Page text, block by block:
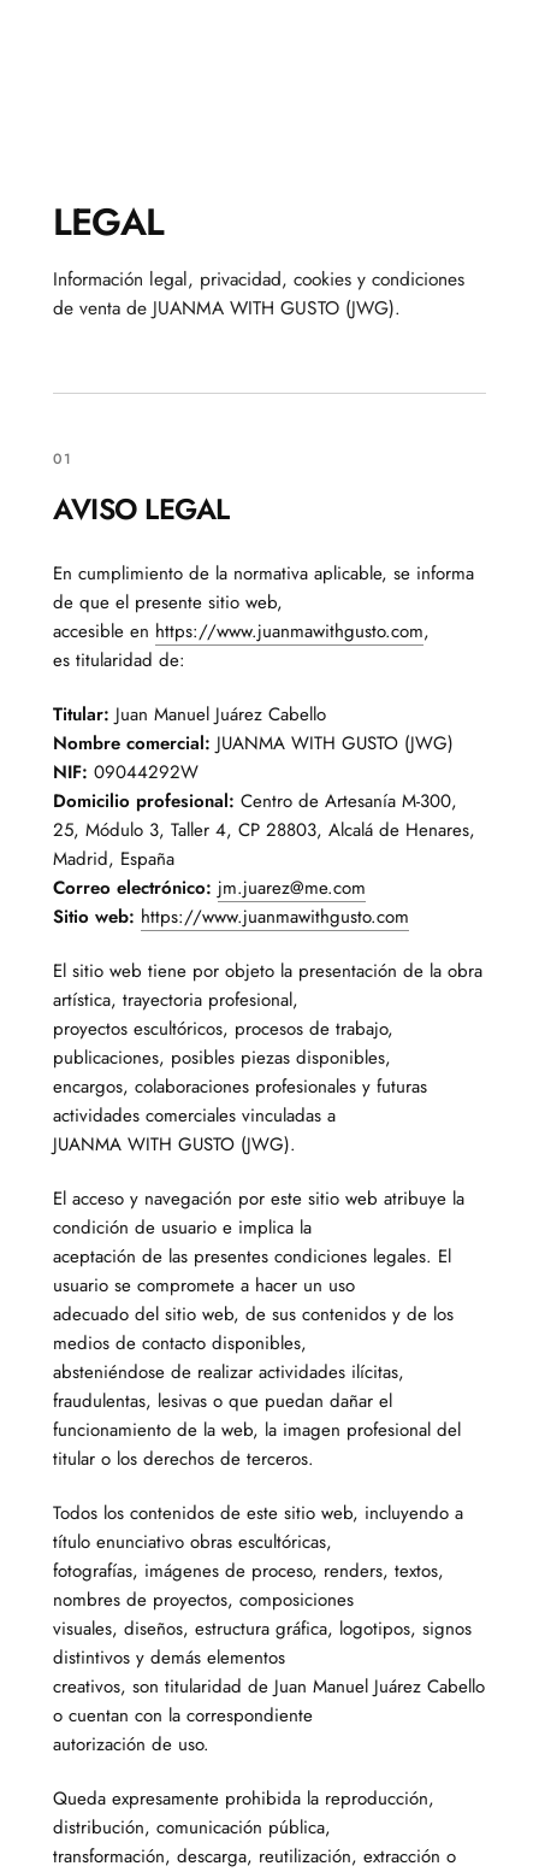
LEGAL
Información legal, privacidad, cookies y condiciones
de venta de JUANMA WITH GUSTO (JWG).
01
AVISO LEGAL
En cumplimiento de la normativa aplicable, se informa
de que el presente sitio web,
accesible en https://www.juanmawithgusto.com,
es titularidad de:
Titular: Juan Manuel Juárez Cabello
Nombre comercial: JUANMA WITH GUSTO (JWG)
NIF: 09044292W
Domicilio profesional: Centro de Artesanía M-300,
25, Módulo 3, Taller 4, CP 28803, Alcalá de Henares,
Madrid, España
Correo electrónico: jm.juarez@me.com
Sitio web: https://www.juanmawithgusto.com
El sitio web tiene por objeto la presentación de la obra
artística, trayectoria profesional,
proyectos escultóricos, procesos de trabajo,
publicaciones, posibles piezas disponibles,
encargos, colaboraciones profesionales y futuras
actividades comerciales vinculadas a
JUANMA WITH GUSTO (JWG).
El acceso y navegación por este sitio web atribuye la
condición de usuario e implica la
aceptación de las presentes condiciones legales. El
usuario se compromete a hacer un uso
adecuado del sitio web, de sus contenidos y de los
medios de contacto disponibles,
absteniéndose de realizar actividades ilícitas,
fraudulentas, lesivas o que puedan dañar el
funcionamiento de la web, la imagen profesional del
titular o los derechos de terceros.
Todos los contenidos de este sitio web, incluyendo a
título enunciativo obras escultóricas,
fotografías, imágenes de proceso, renders, textos,
nombres de proyectos, composiciones
visuales, diseños, estructura gráfica, logotipos, signos
distintivos y demás elementos
creativos, son titularidad de Juan Manuel Juárez Cabello
o cuentan con la correspondiente
autorización de uso.
Queda expresamente prohibida la reproducción,
distribución, comunicación pública,
transformación, descarga, reutilización, extracción o